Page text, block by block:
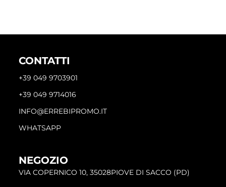
CONTATTI
+39 049 9703901
+39 049 9714016
INFO@ERREBIPROMO.IT
WHATSAPP
NEGOZIO
VIA COPERNICO 10, 35028PIOVE DI SACCO (PD)